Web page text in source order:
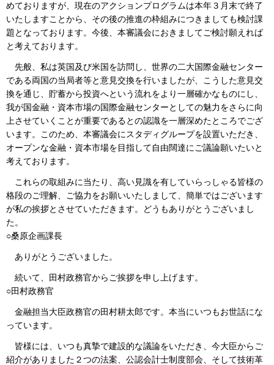
めておりますが、現在のアクションプログラムは本年３月末で終了
いたしますことから、その後の推進の枠組みにつきましても検討課
題となっております。今後、本審議会におきましてご検討願えれば
と考えております。
先般、私は英国及び米国を訪問し、世界の二大国際金融センター
である両国の当局者等と意見交換を行いましたが、こうした意見交
換を通じ、貯蓄から投資へという流れをより一層確かなものにし、
我が国金融・資本市場の国際金融センターとしての魅力をさらに向
上させていくことが重要であるとの認識を一層深めたところでござ
います。このため、本審議会にスタディグループを設置いただき、
オープンな金融・資本市場を目指して自由闊達にご議論願いたいと
考えております。
これらの取組みに当たり、高い見識を有していらっしゃる皆様の
格段のご理解、ご協力をお願いいたしまして、簡単ではございます
が私の挨拶とさせていただきます。どうもありがとうございまし
た。
○桑原企画課長
ありがとうございました。
続いて、田村政務官からご挨拶を申し上げます。
○田村政務官
金融担当大臣政務官の田村耕太郎です。本当にいつもお世話にな
っています。
皆様には、いつも真摯で建設的な議論をいただき、今大臣からご
紹介がありました２つの法案、公認会計士制度部会、そして技術革